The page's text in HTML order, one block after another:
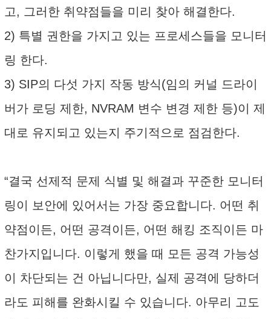
고, 그러한 취약점들을 미리 찾아 해결한다.
2) 특별 권한을 가지고 있는 프로세스들을 모니터
링 한다.
3) SIP의 다섯 가지 작동 방식(임의 커널 드라이
버가 로딩 제한, NVRAM 변수 변경 제한 등)이 제
대로 유지되고 있는지 주기적으로 점검한다.
“결국 선제적 문제 식별 및 해결과 꾸준한 모니터
링이 보안에 있어서는 가장 중요합니다. 어떤 취
약점이든, 어떤 공격이든, 어떤 해킹 조직이든 마
찬가지입니다. 이렇게 했을 때 모든 공격 가능성
이 차단되는 건 아닙니다만, 실제 공격에 당하더
라도 피해를 완화시킬 수 있습니다. 아무리 고도